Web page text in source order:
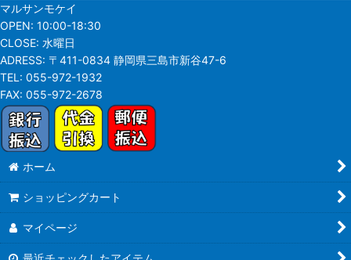
マルサンモケイ
OPEN: 10:00-18:30
CLOSE: 水曜日
ADRESS: 〒411-0834 静岡県三島市新谷47-6
TEL: 055-972-1932
FAX: 055-972-2678
ホーム
ショッピングカート
マイページ